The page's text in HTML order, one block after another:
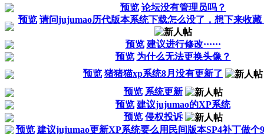
预览 论坛没有管理员吗？
预览 请问jujumao历代版本系统下载怎么没了，想下来收
预览 建议进行修改······
预览 为什么无法更换头像？
预览 猪猪猫xp系统8月没有更新了
预览 系统更新
预览 建议jujumao的XP系统
预览 侵权投诉
预览 建议jujumao更新XP系统要么用民间版本SP4补丁做个